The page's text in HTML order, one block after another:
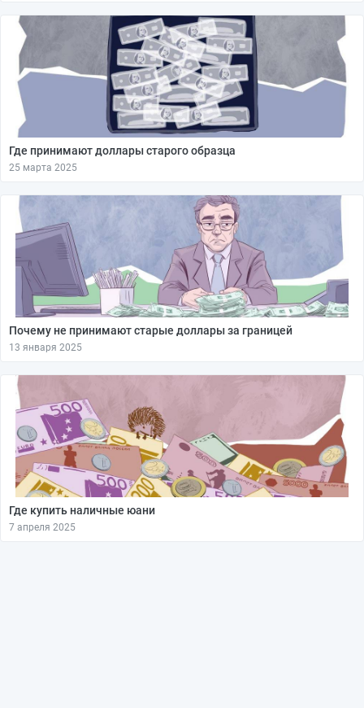
Где принимают доллары старого образца
25 марта 2025
Почему не принимают старые доллары за границей
13 января 2025
Где купить наличные юани
7 апреля 2025